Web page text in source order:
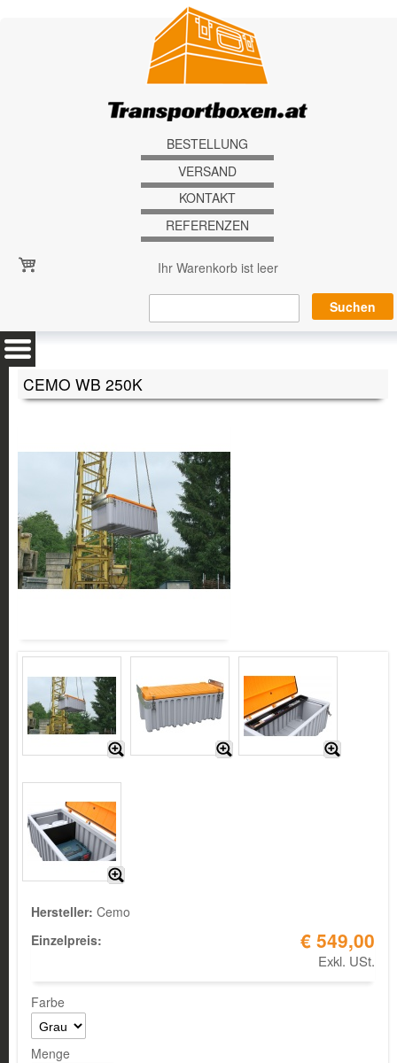
BESTELLUNG
VERSAND
KONTAKT
REFERENZEN
Ihr Warenkorb ist leer
CEMO WB 250K
Hersteller: Cemo
Einzelpreis:
€ 549,00
Exkl. USt.
Farbe
Menge